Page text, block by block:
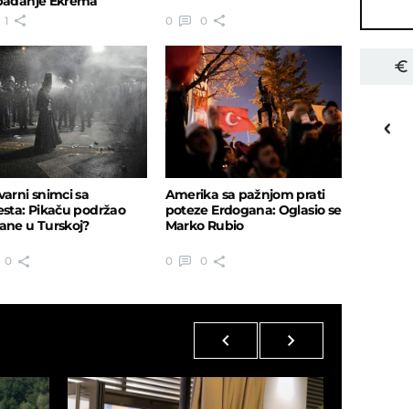
1 0 0
snimci sa
Pikaču podržao
u Turskoj?
0
Amerika sa pažnjom prati
poteze Erdogana: Oglasio se
Marko Rubio
0 0
26 C
Priština